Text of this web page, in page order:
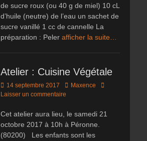
de sucre roux (ou 40 g de miel) 10 cL
d’huile (neutre) de l’eau un sachet de
sucre vanillé 1 cc de cannelle La
préparation : Peler afficher la suite…
Atelier : Cuisine Végétale
Posted
on
14 septembre 2017 Author
Maxence
Laisser un commentaire
Cet atelier aura lieu, le samedi 21
octobre 2017 à 10h à Péronne.
(80200) Les enfants sont les